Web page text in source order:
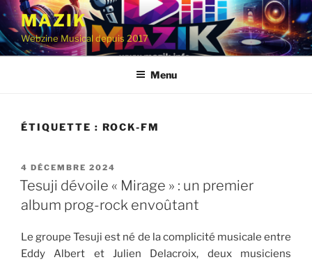
Aller
contenu
principal
MAZIK
Webzine Musical depuis 2017
Menu
ÉTIQUETTE : ROCK-FM
PUBLIÉ
LE
4 DÉCEMBRE 2024
Tesuji dévoile « Mirage » : un premier
album prog-rock envoûtant
Le groupe Tesuji est né de la complicité musicale entre
Eddy Albert et Julien Delacroix, deux musiciens